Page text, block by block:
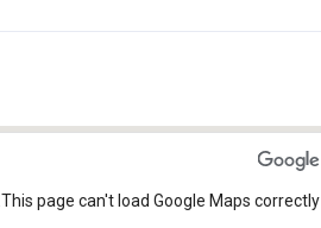
This page can't load Google Maps correctly.